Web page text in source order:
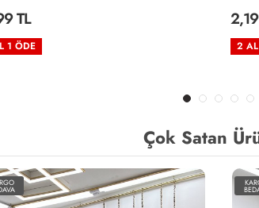
TL
1 ÖDE 2
Çok Satan